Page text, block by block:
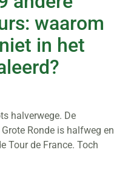
waarom
in het
halverwege. De
Ronde is halfweg en
Tour de France. Toch